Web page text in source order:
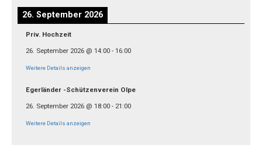
26. September 2026
Priv. Hochzeit
26. September 2026 @ 14:00 - 16:00
Weitere Details anzeigen
Egerländer -Schützenverein Olpe
26. September 2026 @ 18:00 - 21:00
Weitere Details anzeigen